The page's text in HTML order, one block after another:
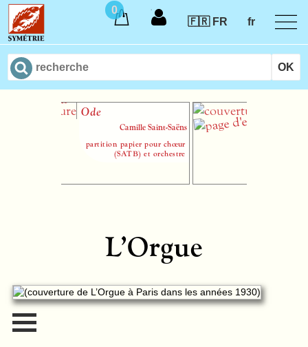
0
🇫🇷 FR
fr
Ode
Camille Saint-Saëns
partition papier pour chœur
(SATB) et orchestre
Petites pièces
d’orgue
L’Orgue